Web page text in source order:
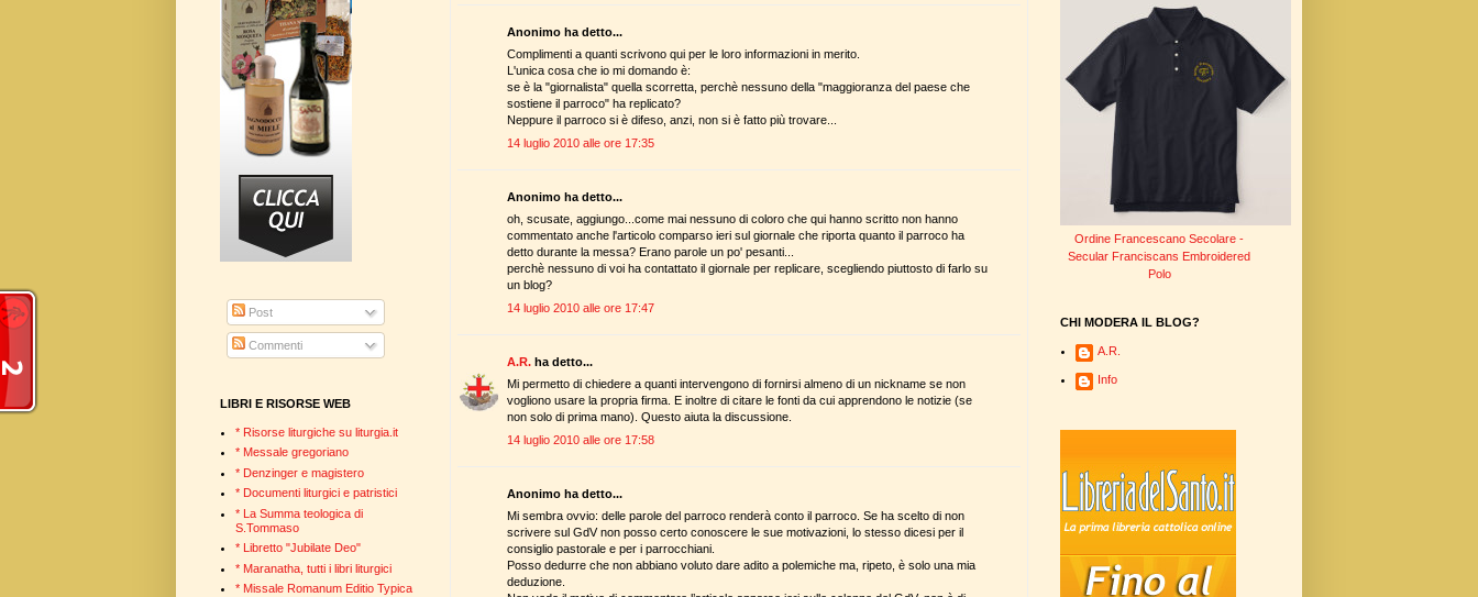
Anonimo ha detto...
Complimenti a quanti scrivono qui per le loro informazioni in merito.
L'unica cosa che io mi domando è:
se è la "giornalista" quella scorretta, perchè nessuno della "maggioranza del paese che
sostiene il parroco" ha replicato?
Neppure il parroco si è difeso, anzi, non si è fatto più trovare...
14 luglio 2010 alle ore 17:35
Anonimo ha detto...
oh, scusate, aggiungo...come mai nessuno di coloro che qui hanno scritto non hanno
commentato anche l'articolo comparso ieri sul giornale che riporta quanto il parroco ha
detto durante la messa? Erano parole un po' pesanti...
perchè nessuno di voi ha contattato il giornale per replicare, scegliendo piuttosto di farlo su
un blog?
14 luglio 2010 alle ore 17:47
A.R. ha detto...
Mi permetto di chiedere a quanti intervengono di fornirsi almeno di un nickname se non
vogliono usare la propria firma. E inoltre di citare le fonti da cui apprendono le notizie (se
non solo di prima mano). Questo aiuta la discussione.
14 luglio 2010 alle ore 17:58
Anonimo ha detto...
Mi sembra ovvio: delle parole del parroco renderà conto il parroco. Se ha scelto di non
scrivere sul GdV non posso certo conoscere le sue motivazioni, lo stesso dicesi per il
consiglio pastorale e per i parrocchiani.
Posso dedurre che non abbiano voluto dare adito a polemiche ma, ripeto, è solo una mia
deduzione.
Post
Commenti
LIBRI E RISORSE WEB
* Risorse liturgiche su liturgia.it
* Messale gregoriano
* Denzinger e magistero
* Documenti liturgici e patristici
* La Summa teologica di
S.Tommaso
* Libretto "Jubilate Deo"
* Maranatha, tutti i libri liturgici
* Missale Romanum Editio Typica
Ordine Francescano Secolare -
Secular Franciscans Embroidered
Polo
CHI MODERA IL BLOG?
A.R.
Info